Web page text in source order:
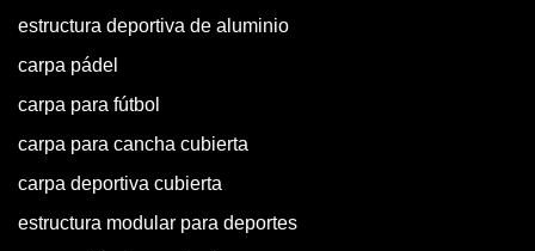
estructura deportiva de aluminio
carpa pádel
carpa para fútbol
carpa para cancha cubierta
carpa deportiva cubierta
estructura modular para deportes